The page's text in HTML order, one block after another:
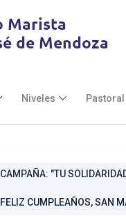
Niveles Pastoral
CONVIVENCIA DE 7MOS
FELIZ CUMPLEAÑOS, SAN